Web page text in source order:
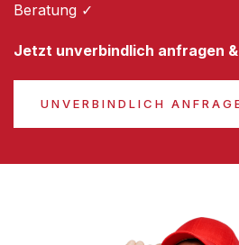
Beratung ✓
Jetzt unverbindlich anfragen
UNVERBINDLICH